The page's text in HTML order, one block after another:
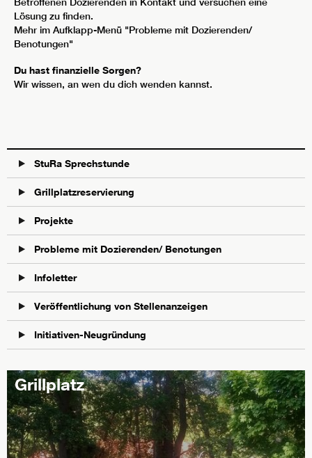
Lösung zu finden.
Mehr im Aufklapp-Menü "Probleme mit Dozierenden/
Benotungen"
Du hast finanzielle Sorgen?
Wir wissen, an wen du dich wenden kannst.
StuRa Sprechstunde
Grillplatzreservierung
Projekte
Probleme mit Dozierenden/ Benotungen
Infoletter
Veröffentlichung von Stellenanzeigen
Initiativen-Neugründung
Grillplatz